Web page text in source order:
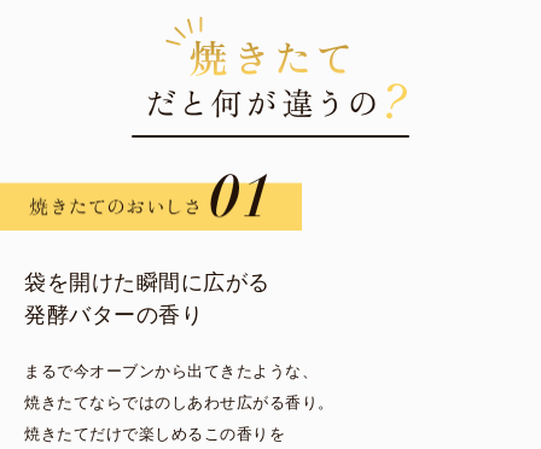
袋を開けた瞬間に広がる
発酵バターの香り
まるで今オーブンから出てきたような、
焼きたてならではのしあわせ広がる香り。
焼きたてだけで楽しめるこの香りを